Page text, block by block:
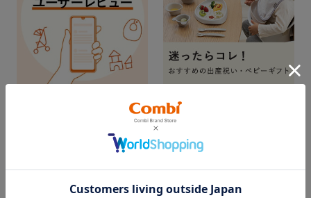
ってみた感想をチェック！
ギフトを贈ってお祝いしよ
う！
CHECKED ITEM